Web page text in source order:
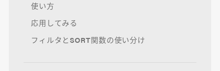
使い方
応用してみる
フィルタとSORT関数の使い分け